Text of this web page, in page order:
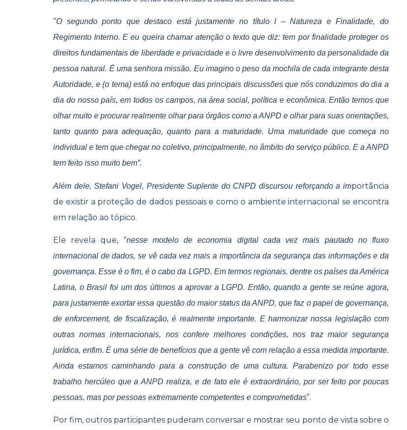
“O segundo ponto que destaco está justamente no título I – Natureza e Finalidade, do
Regimento Interno. E eu queira chamar atenção o texto que diz: tem por finalidade proteger os
direitos fundamentais de liberdade e privacidade e o livre desenvolvimento da personalidade da
pessoa natural. É uma senhora missão. Eu imagino o peso da mochila de cada integrante desta
Autoridade, e (o tema) está no enfoque das principais discussões que nós conduzimos do dia a
dia do nosso país, em todos os campos, na área social, política e econômica. Então temos que
olhar muito e procurar realmente olhar para órgãos como a ANPD e olhar para suas orientações,
tanto quanto para adequação, quanto para a maturidade. Uma maturidade que começa no
individual e tem que chegar no coletivo, principalmente, no âmbito do serviço público. E a ANPD
tem feito isso muito bem”.
Além dele, Stefani Vogel, Presidente Suplente do CNPD discursou reforçando a importância
de existir a proteção de dados pessoais e como o ambiente internacional se encontra
em relação ao tópico.
Ele revela que, “nesse modelo de economia digital cada vez mais pautado no fluxo
internacional de dados, se vê cada vez mais a importância da segurança das informações e da
governança. Esse é o fim, é o cabo da LGPD. Em termos regionais, dentre os países da América
Latina, o Brasil foi um dos últimos a aprovar a LGPD. Então, quando a gente se reúne agora,
para justamente exortar essa questão do maior status da ANPD, que faz o papel de governança,
de enforcement, de fiscalização, é realmente importante. E harmonizar nossa legislação com
outras normas internacionais, nos confere melhores condições, nos traz maior segurança
jurídica, enfim. É uma série de benefícios que a gente vê com relação a essa medida importante.
Ainda estamos caminhando para a construção de uma cultura. Parabenizo por todo esse
trabalho hercúleo que a ANPD realiza, e de fato ele é extraordinário, por ser feito por poucas
pessoas, mas por pessoas extremamente competentes e comprometidas”.
Por fim, outros participantes puderam conversar e mostrar seu ponto de vista sobre o